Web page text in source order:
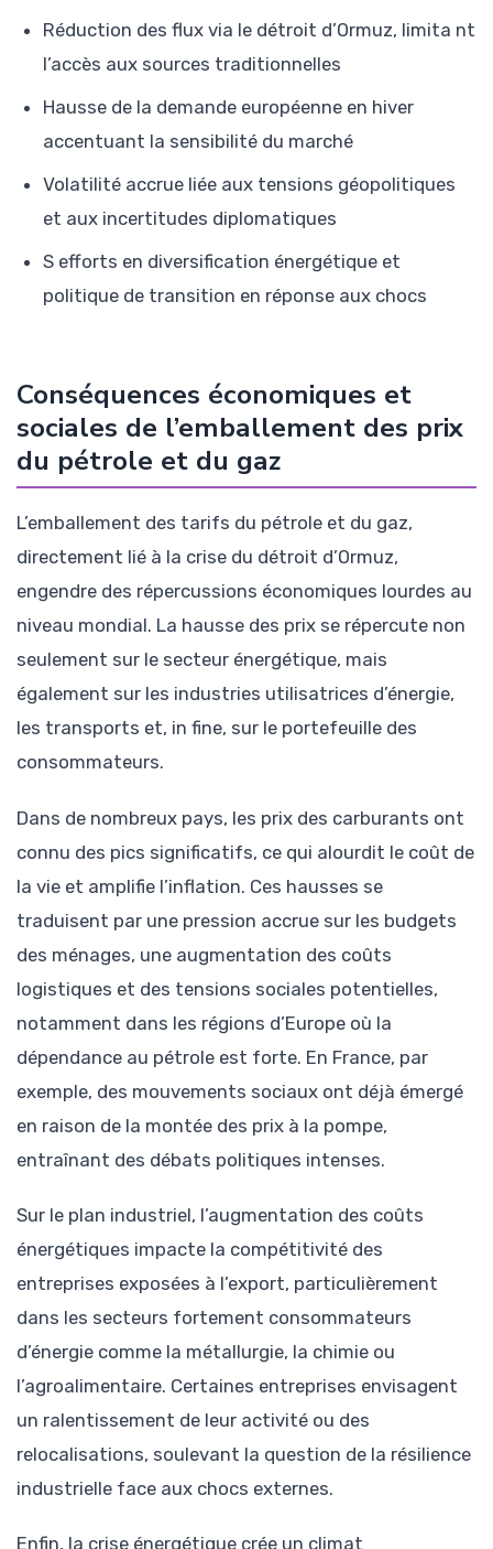
Réduction des flux via le détroit d’Ormuz, limita nt
l’accès aux sources traditionnelles
Hausse de la demande européenne en hiver
accentuant la sensibilité du marché
Volatilité accrue liée aux tensions géopolitiques
et aux incertitudes diplomatiques
S efforts en diversification énergétique et
politique de transition en réponse aux chocs
Conséquences économiques et
sociales de l’emballement des prix
du pétrole et du gaz
L’emballement des tarifs du pétrole et du gaz,
directement lié à la crise du détroit d’Ormuz,
engendre des répercussions économiques lourdes au
niveau mondial. La hausse des prix se répercute non
seulement sur le secteur énergétique, mais
également sur les industries utilisatrices d’énergie,
les transports et, in fine, sur le portefeuille des
consommateurs.
Dans de nombreux pays, les prix des carburants ont
connu des pics significatifs, ce qui alourdit le coût de
la vie et amplifie l’inflation. Ces hausses se
traduisent par une pression accrue sur les budgets
des ménages, une augmentation des coûts
logistiques et des tensions sociales potentielles,
notamment dans les régions d’Europe où la
dépendance au pétrole est forte. En France, par
exemple, des mouvements sociaux ont déjà émergé
en raison de la montée des prix à la pompe,
entraînant des débats politiques intenses.
Sur le plan industriel, l’augmentation des coûts
énergétiques impacte la compétitivité des
entreprises exposées à l’export, particulièrement
dans les secteurs fortement consommateurs
d’énergie comme la métallurgie, la chimie ou
l’agroalimentaire. Certaines entreprises envisagent
un ralentissement de leur activité ou des
relocalisations, soulevant la question de la résilience
industrielle face aux chocs externes.
Enfin, la crise énergétique crée un climat